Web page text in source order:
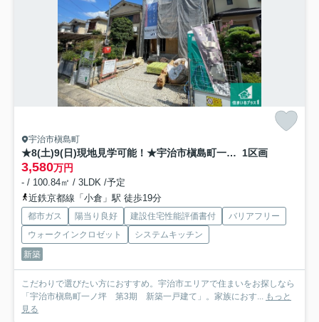
宇治市槇島町
★8(土)9(日)現地見学可能！★宇治市槇島町一ノ坪 限定1邸 1区画
3,580万円
- / 100.84㎡ / 3LDK /予定
近鉄京都線「小倉」駅 徒歩19分
都市ガス 陽当り良好 建設住宅性能評価書付
バリアフリー
ウォークインクロゼット
システムキッチン
新築
こだわりで選びたい方におすすめ。宇治市エリアで住まいをお探しなら
「宇治市槇島町一ノ坪 第3期 新築一戸建て」。家族におす... もっと
見る